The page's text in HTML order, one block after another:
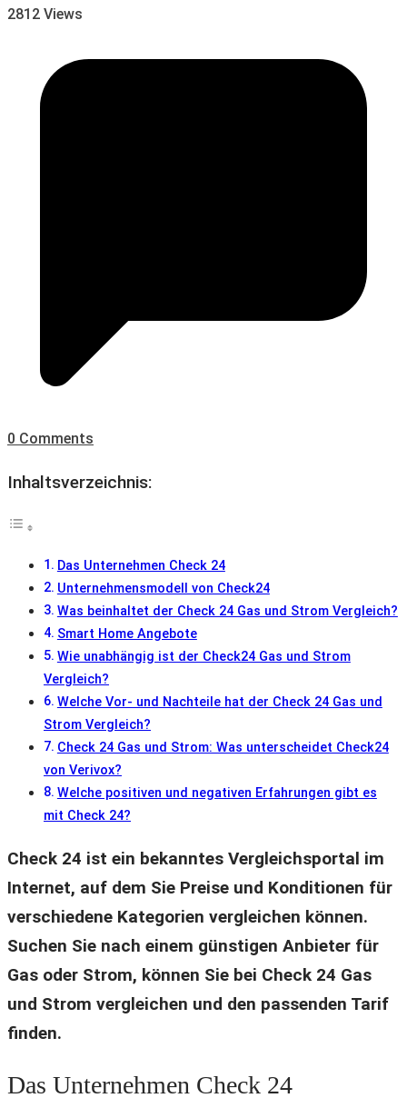
2812 Views
0 Comments
Inhaltsverzeichnis:
Das Unternehmen Check 24
Unternehmensmodell von Check24
Was beinhaltet der Check 24 Gas und Strom Vergleich?
Smart Home Angebote
Wie unabhängig ist der Check24 Gas und Strom
Vergleich?
Welche Vor- und Nachteile hat der Check 24 Gas und
Strom Vergleich?
Check 24 Gas und Strom: Was unterscheidet Check24
von Verivox?
Welche positiven und negativen Erfahrungen gibt es
mit Check 24?
Check 24 ist ein bekanntes Vergleichsportal im
Internet, auf dem Sie Preise und Konditionen für
verschiedene Kategorien vergleichen können.
Suchen Sie nach einem günstigen Anbieter für
Gas oder Strom, können Sie bei Check 24 Gas
und Strom vergleichen und den passenden Tarif
finden.
Das Unternehmen Check 24